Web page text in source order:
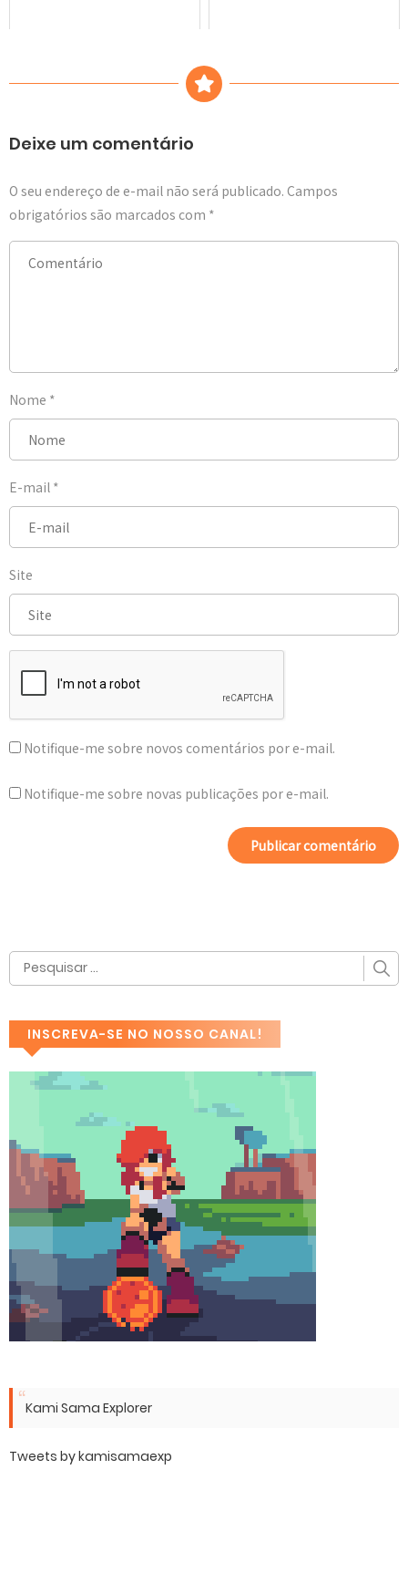
Deixe um comentário
O seu endereço de e-mail não será publicado. Campos
obrigatórios são marcados com *
Nome *
E-mail *
Site
Notifique-me sobre novos comentários por e-mail.
Notifique-me sobre novas publicações por e-mail.
INSCREVA-SE NO NOSSO CANAL!
Kami Sama Explorer
Tweets by kamisamaexp